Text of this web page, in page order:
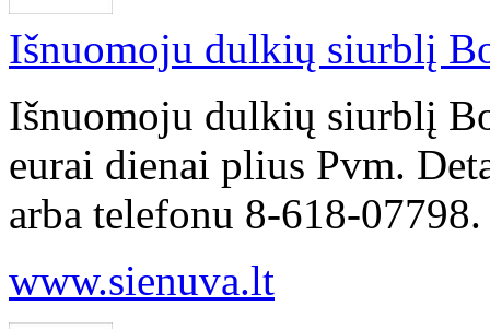
Išnuomoju dulkių siurblį
Išnuomoju dulkių siurblį
eurai dienai plius Pvm.
arba telefonu 8-618-07798.
www.sienuva.lt